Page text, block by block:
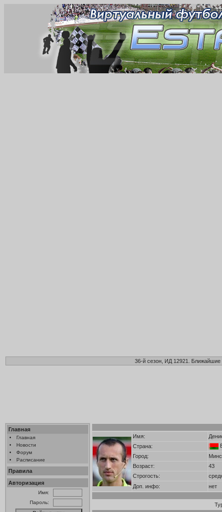
36-й сезон, ИД 12921.
Главная
•
Главная
•
Новости
•
Форум
•
Расписание
Правила
Авторизация
Имя:
Пароль:
Имя:
Страна:
Город:
Возраст:
43
Строгость:
Доп. инфо:
нет